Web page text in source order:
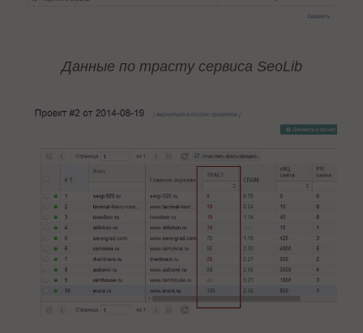
Данные по трасту сервиса SeoLib